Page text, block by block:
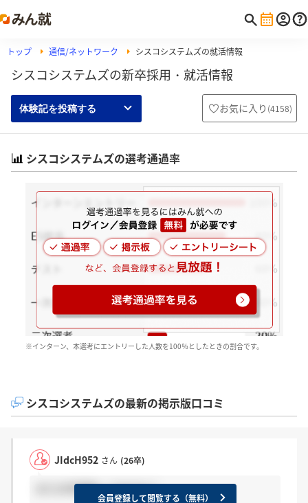
トップ 通信/ネットワーク シスコシステムズの就活情報
シスコシステムズの新卒採用・就活情報
体験記を投稿する お気に入り (4158)
シスコシステムズの選考通過率
※インターン、本選考にエントリーした人数を100％としたときの割合です。
シスコシステムズの最新の掲示版口コミ
JIdcH952 さん (26卒)
まだ26卒募集してますか？
会員登録して閲覧する（無料）